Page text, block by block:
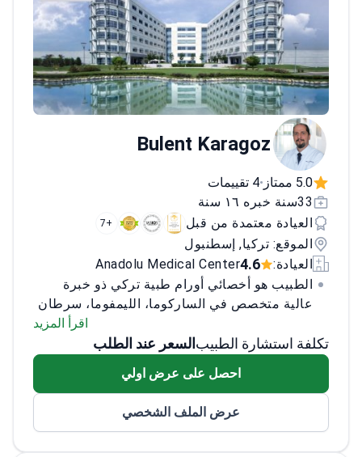
Bulent Karagoz
5.0 ممتاز •4 تقييمات
33سنة خبره ١٦ سنة
العيادة معتمدة من قبل
+7
الموقع: تركيا, إسطنبول
العيادة:
4.6
Anadolu Medical Center
الطبيب هو أخصائي أورام طبية تركي ذو خبرة
عالية متخصص في الساركوما، الليمفوما، سرطان
البنكرياس، سرطان الرئة، وسرطان الثدي. مع
أكثر من 20 عامًا من الخبرة، يركز الطبيب على
المناعي للسرطان، والعلاجات المستهدفة. منذ عام
مركز الأناضول الطبي وكان قد شغل سابقًا
اقرأ المزيد
تكلفة استشارة الطبيب السعر عند الطلب
احصل على عرض اولي
عرض الملف الشخصي